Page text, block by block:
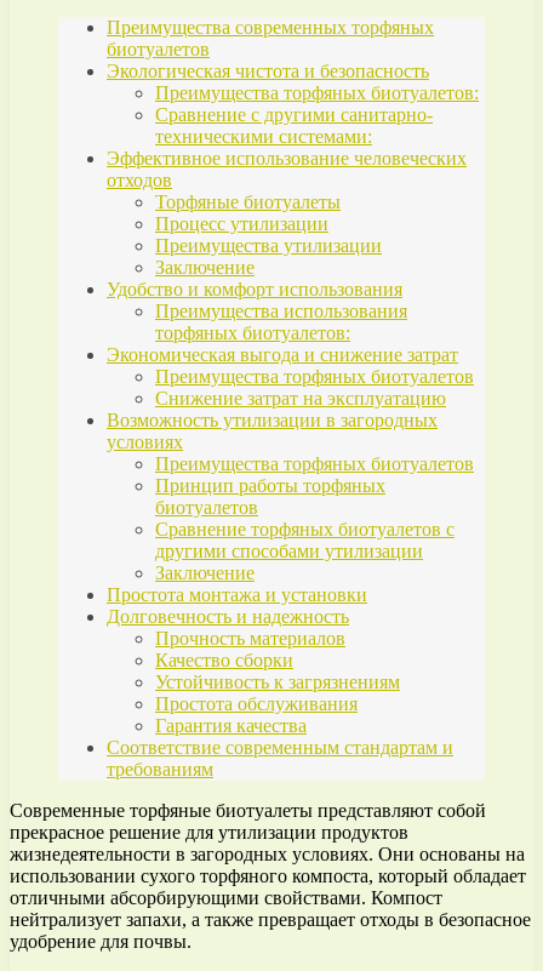
Преимущества современных торфяных
биотуалетов
Экологическая чистота и безопасность
Преимущества торфяных биотуалетов:
Сравнение с другими санитарно-
техническими системами:
Эффективное использование человеческих
отходов
Торфяные биотуалеты
Процесс утилизации
Преимущества утилизации
Заключение
Удобство и комфорт использования
Преимущества использования
торфяных биотуалетов:
Экономическая выгода и снижение затрат
Преимущества торфяных биотуалетов
Снижение затрат на эксплуатацию
Возможность утилизации в загородных
условиях
Преимущества торфяных биотуалетов
Принцип работы торфяных
биотуалетов
Сравнение торфяных биотуалетов с
другими способами утилизации
Заключение
Простота монтажа и установки
Долговечность и надежность
Прочность материалов
Качество сборки
Устойчивость к загрязнениям
Простота обслуживания
Гарантия качества
Соответствие современным стандартам и
требованиям
Современные торфяные биотуалеты представляют собой
прекрасное решение для утилизации продуктов
жизнедеятельности в загородных условиях. Они основаны на
использовании сухого торфяного компоста, который обладает
отличными абсорбирующими свойствами. Компост
нейтрализует запахи, а также превращает отходы в безопасное
удобрение для почвы.